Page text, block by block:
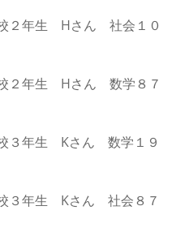
２年生　Hさん　社会１０
２年生　Hさん　数学８７
３年生　Kさん　数学１９
３年生　Kさん　社会８７